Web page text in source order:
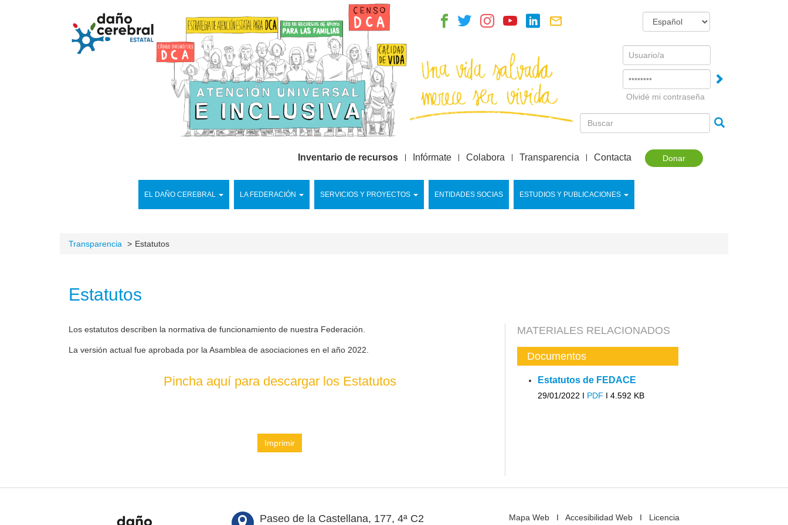
Username
Olvidé mi contraseña
Donar
EL DAÑO CEREBRAL LA FEDERACIÓN SERVICIOS Y PROYECTOS ENTIDADES SOCIAS ESTUDIOS Y PUBLICACIONES
Inventario de recursos Infórmate Colabora Transparencia Contacta
Transparencia Estatutos
Estatutos
Los estatutos describen la normativa de funcionamiento de nuestra Federación.
La versión actual fue aprobada por la Asamblea de asociaciones en el año 2022.
Pincha aquí para descargar los Estatutos
Imprimir
MATERIALES RELACIONADOS
Documentos
Estatutos de FEDACE
29/01/2022 I PDF I 4.592 KB
Paseo de la Castellana, 177, 4ª C2 Mapa WebI Accesibilidad WebI Licencia